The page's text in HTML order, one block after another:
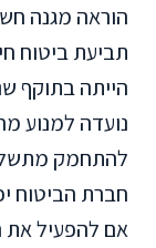
הוראה מגנה
תביעת ביטוח
הייתה בתוקף
נועדה למנוע
להתחמק
חברת הביטוח
אם להפעיל את